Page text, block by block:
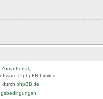
Zuma Portal
© phpBB Limited
durch phpBB.de